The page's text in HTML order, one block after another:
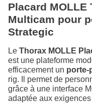
Placard MOLLE
Multicam pour
Strategic
Le Thorax MOLLE
est une plateforme
efficacement un porte-
rig. Il permet de
grâce à une interface
adaptée aux